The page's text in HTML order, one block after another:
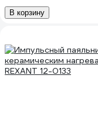
В корзину